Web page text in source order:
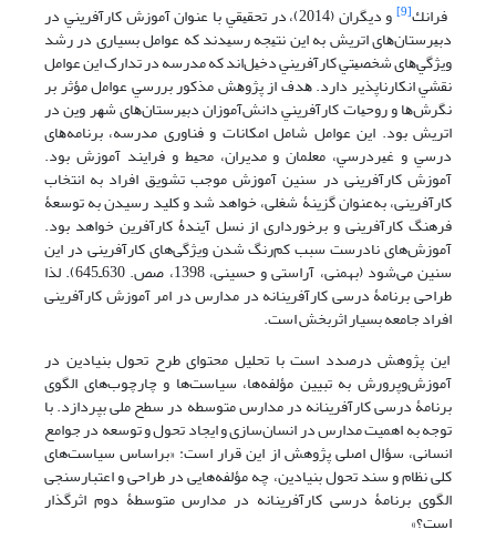
ﻓﺮاﻧﻚ[9] و دیگران (2014)، در ﺗﺤﻘﻴﻘﻲ ﺑﺎ ﻋﻨﻮان آﻣﻮزش ﻛﺎرآﻓﺮﻳﻨﻲ در
دﺑﻴﺮﺳﺘﺎن‌ﻫﺎی اﺗﺮﻳﺶ ﺑﻪ اﻳﻦ ﻧﺘﻴﺠﻪ رﺳﻴﺪﻧﺪ ﻛﻪ ﻋﻮاﻣﻞ بسیاری در رﺷﺪ
وﻳﮋﮔﻲ­ﻫﺎی ﺷﺨﺼﻴﺘﻲ ﻛﺎرآﻓﺮﻳﻨﻲ دﺧﻴﻞ­اﻧﺪ ﻛﻪ ﻣﺪرﺳﻪ در ﺗﺪارک اﻳﻦ ﻋﻮاﻣﻞ
ﻧﻘﺸﻲ اﻧﻜﺎرﻧﺎﭘﺬﻳﺮ دارد. ﻫﺪف از ﭘﮋوﻫﺶ مذکور ﺑﺮرﺳﻲ ﻋﻮاﻣل مؤثر بر
ﻧﮕﺮش­ﻫﺎ و روﺣﻴﺎت ﻛﺎرآﻓﺮﻳﻨﻲ داﻧﺶ­آﻣﻮزان دﺑﻴﺮﺳﺘﺎن­ﻫﺎی ﺷﻬﺮ وﻳﻦ در
اﺗﺮﻳﺶ بود. اﻳﻦ ﻋﻮاﻣﻞ ﺷﺎﻣﻞ اﻣﻜﺎﻧﺎت و ﻓﻨﺎوری مدرسه، ﺑﺮﻧﺎﻣﻪ­ﻫﺎی
درﺳﻲ و ﻏﻴﺮدرﺳﻲ، ﻣﻌﻠﻤﺎن و ﻣﺪﻳﺮان، ﻣﺤﻴﻂ و ﻓﺮاﻳﻨﺪ آموزش بود.
آموزش کارآفرینی در سنین آموزش موجب تشویق افراد به انتخاب
کارآفرینی، به‌عنوان گزینۀ شغلی، خواهد شد و کلید رسیدن به توسعۀ
فرهنگ کارآفرینی و برخورداری از نسل آیندۀ کارآفرین خواهد بود.
آموزش‌های نادرست سبب کم‌رنگ شدن ویژگی‌‌های کارآفرینی در این
سنین می‌‌شود (بهمنی، آراستی و حسینی، 1398، صص. 630ـ645). لذا
طراحی برنامۀ درسی کارآفرینانه در مدارس در امر آموزش کارآفرینی
افراد جامعه بسیار اثربخش است.
این پژوهش درصدد است با تحلیل محتوای طرح تحول بنیادین در
آموزش‌وپرورش به تبیین مؤلفه‌‌ها، سیاست‌‌ها و چارچوب‌‌های الگوی
برنامۀ درسی کارآفرینانه در مدارس متوسطه در سطح ملی بپردازد. با
توجه به اهمیت مدارس در انسان‌سازی و ایجاد تحول و توسعه در جوامع
انسانی، سؤال اصلی پژوهش از این قرار است: «براساس سیاست‌‌های
کلی نظام و سند تحول بنیادین، چه مؤلفه‌هایی در طراحی و اعتبارسنجی
الگوی برنامۀ درسی کارآفرینانه در مدارس متوسطۀ دوم اثرگذار
است؟»